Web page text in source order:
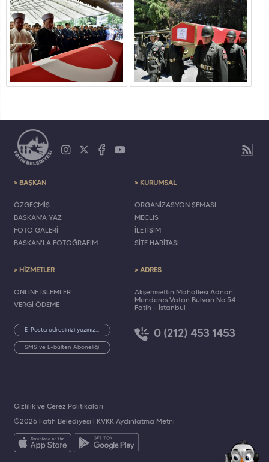
> BAŞKAN
ÖZGEÇMİŞ
BAŞKAN'A YAZ
FOTO GALERİ
BAŞKAN'LA FOTOĞRAFIM
> KURUMSAL
ORGANİZASYON ŞEMASI
MECLİS
İLETİŞİM
SİTE HARİTASI
> HİZMETLER
ONLINE İŞLEMLER
VERGİ ÖDEME
SMS ve E-bülten Aboneliği
> ADRES
Akşemsettin Mahallesi Adnan
Menderes Vatan Bulvarı No:54
Fatih - İstanbul
0 (212) 453 1453
©2026 Fatih Belediyesi | KVKK Aydınlatma Metni
Gizlilik ve Çerez Politikaları